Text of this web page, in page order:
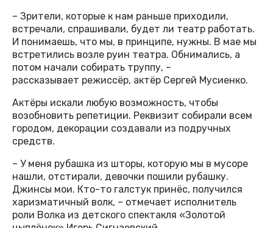
– Зрители, которые к нам раньше приходили,
встречали, спрашивали, будет ли театр работать.
И понимаешь, что мы, в принципе, нужны. В мае мы
встретились возле руин театра. Обнимались, а
потом начали собирать труппу, –
рассказывает режиссёр, актёр Сергей Мусиенко.
Актёры искали любую возможность, чтобы
возобновить репетиции. Реквизит собирали всем
городом, декорации создавали из подручных
средств.
– У меня рубашка из шторы, которую мы в мусоре
нашли, отстирали, девочки пошили рубашку.
Джинсы мои. Кто-то галстук принёс, получился
харизматичный волк, – отмечает исполнитель
роли Волка из детского спектакля «Золотой